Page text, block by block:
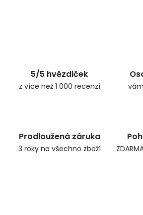
5/5 hvězdiček
z více než 1 000 recenzí
Prodloužená záruka
3 roky na všechno zboží